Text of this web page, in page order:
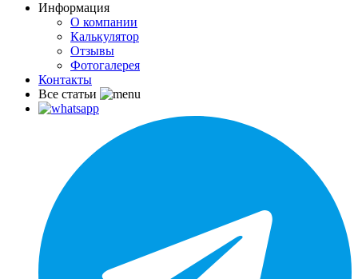
Информация
О компании
Калькулятор
Отзывы
Фотогалерея
Контакты
Все статьи